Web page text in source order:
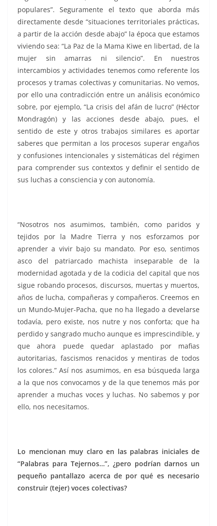
populares”. Seguramente el texto que aborda más
directamente desde “situaciones territoriales prácticas,
a partir de la acción desde abajo” la época que estamos
viviendo sea: “La Paz de la Mama Kiwe en libertad, de la
mujer sin amarras ni silencio”. En nuestros
intercambios y actividades tenemos como referente los
procesos y tramas colectivas y comunitarias. No vemos,
por ello una contradicción entre un análisis económico
sobre, por ejemplo, “La crisis del afán de lucro” (Héctor
Mondragón) y las acciones desde abajo, pues, el
sentido de este y otros trabajos similares es aportar
saberes que permitan a los procesos superar engaños
y confusiones intencionales y sistemáticas del régimen
para comprender sus contextos y definir el sentido de
sus luchas a consciencia y con autonomía.
“Nosotros nos asumimos, también, como paridos y
tejidos por la Madre Tierra y nos esforzamos por
aprender a vivir bajo su mandato. Por eso, sentimos
asco del patriarcado machista inseparable de la
modernidad agotada y de la codicia del capital que nos
sigue robando procesos, discursos, muertas y muertos,
años de lucha, compañeras y compañeros. Creemos en
un Mundo-Mujer-Pacha, que no ha llegado a develarse
todavía, pero existe, nos nutre y nos conforta; que ha
perdido y sangrado mucho aunque es imprescindible, y
que ahora puede quedar aplastado por mafias
autoritarias, fascismos renacidos y mentiras de todos
los colores.” Así nos asumimos, en esa búsqueda larga
a la que nos convocamos y de la que tenemos más por
aprender a muchas voces y luchas. No sabemos y por
ello, nos necesitamos.
Lo mencionan muy claro en las palabras iniciales de
“Palabras para Tejernos…”, ¿pero podrían darnos un
pequeño pantallazo acerca de por qué es necesario
construir (tejer) voces colectivas?